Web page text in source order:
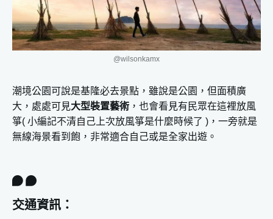
@wilsonkamx
潮境公園可說是基隆必去景點，雖說是公園，但面積廣
大，處處可見大型裝置藝術 ，也會看見有民眾在這裡放風
箏( 小編記不清自己上次放風箏是什麼時候了 )，一旁就是
無線海景看到飽，非常適合自己或是全家出遊。
交通資訊：